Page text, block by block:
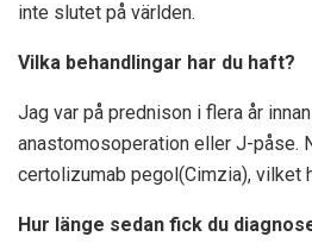
inte slutet på världen.
Vilka behandlingar har du haft?
Jag var på prednison i flera år
anastomosoperation eller J-påse.
certolizumab pegol(Cimzia), vilket
Hur länge sedan fick du